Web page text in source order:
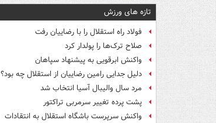
تازه های ورزش
فولاد راه استقلال را با رضاییان رفت
صلاح ترک‌ها را پولدار کرد
واکنش ابرقویی به پیشنهاد سپاهان
دلیل جدایی رامین رضاییان از استقلال چه بود؟
مرد سال والیبال آسیا انتخاب شد
پشت پرده تغییر سرمربی تراکتور
واکنش سرپرست باشگاه استقلال به انتقادات